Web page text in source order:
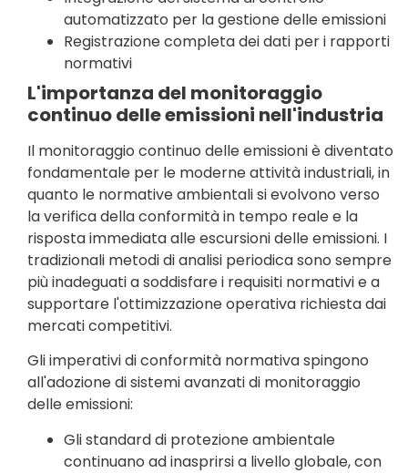
automatizzato per la gestione delle emissioni
Registrazione completa dei dati per i rapporti
normativi
L'importanza del monitoraggio
continuo delle emissioni nell'industria
Il monitoraggio continuo delle emissioni è diventato
fondamentale per le moderne attività industriali, in
quanto le normative ambientali si evolvono verso
la verifica della conformità in tempo reale e la
risposta immediata alle escursioni delle emissioni. I
tradizionali metodi di analisi periodica sono sempre
più inadeguati a soddisfare i requisiti normativi e a
supportare l'ottimizzazione operativa richiesta dai
mercati competitivi.
Gli imperativi di conformità normativa spingono
all'adozione di sistemi avanzati di monitoraggio
delle emissioni:
Gli standard di protezione ambientale
continuano ad inasprirsi a livello globale, con